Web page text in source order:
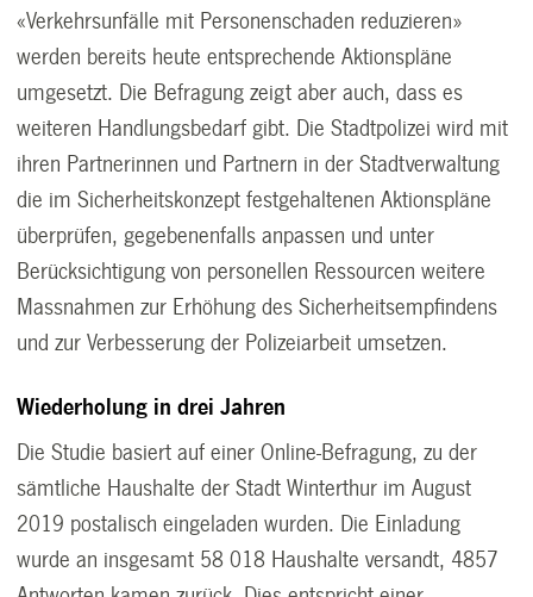
«Verkehrsunfälle mit Personenschaden reduzieren»
werden bereits heute entsprechende Aktionspläne
umgesetzt. Die Befragung zeigt aber auch, dass es
weiteren Handlungsbedarf gibt. Die Stadtpolizei wird mit
ihren Partnerinnen und Partnern in der Stadtverwaltung
die im Sicherheitskonzept festgehaltenen Aktionspläne
überprüfen, gegebenenfalls anpassen und unter
Berücksichtigung von personellen Ressourcen weitere
Massnahmen zur Erhöhung des Sicherheitsempfindens
und zur Verbesserung der Polizeiarbeit umsetzen.
Wiederholung in drei Jahren
Die Studie basiert auf einer Online-Befragung, zu der
sämtliche Haushalte der Stadt Winterthur im August
2019 postalisch eingeladen wurden. Die Einladung
wurde an insgesamt 58 018 Haushalte versandt, 4857